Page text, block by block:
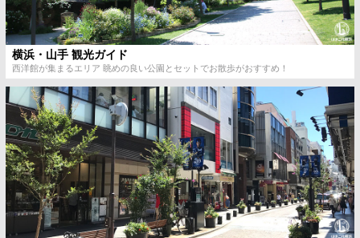
横浜・山手 観光ガイド
西洋館が集まるエリア 眺めの良い公園とセットでお散歩がおすすめ！